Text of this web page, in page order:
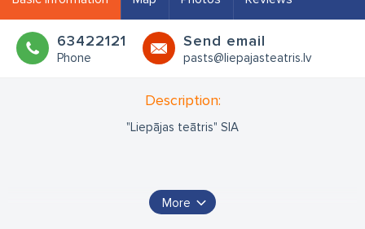
63422121
Phone
Send email
pasts@liepajasteatris.lv
Description:
"Liepājas teātris" SIA
More